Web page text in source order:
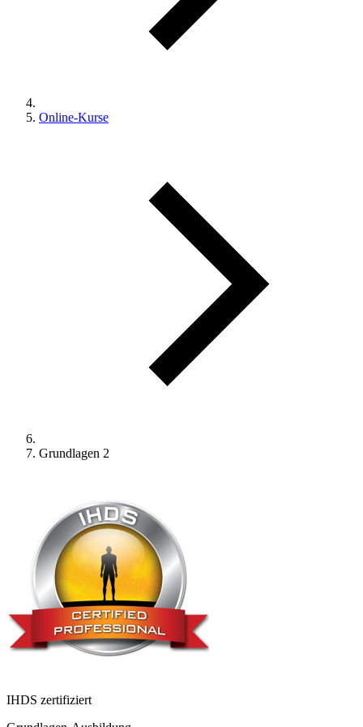
Online-Kurse
Grundlagen 2
IHDS zertifiziert